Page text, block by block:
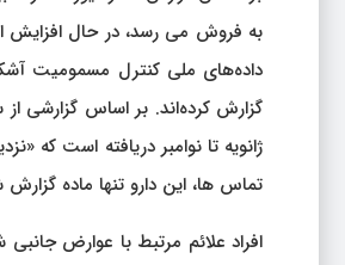
به فروش می رسد، در حال افزایش
داده‌های ملی کنترل مسمومیت
گزارش کرده‌اند. بر اساس گزارشی
تماس ها، این دارو تنها ماده
افراد علائم مرتبط با عوارض جانبی